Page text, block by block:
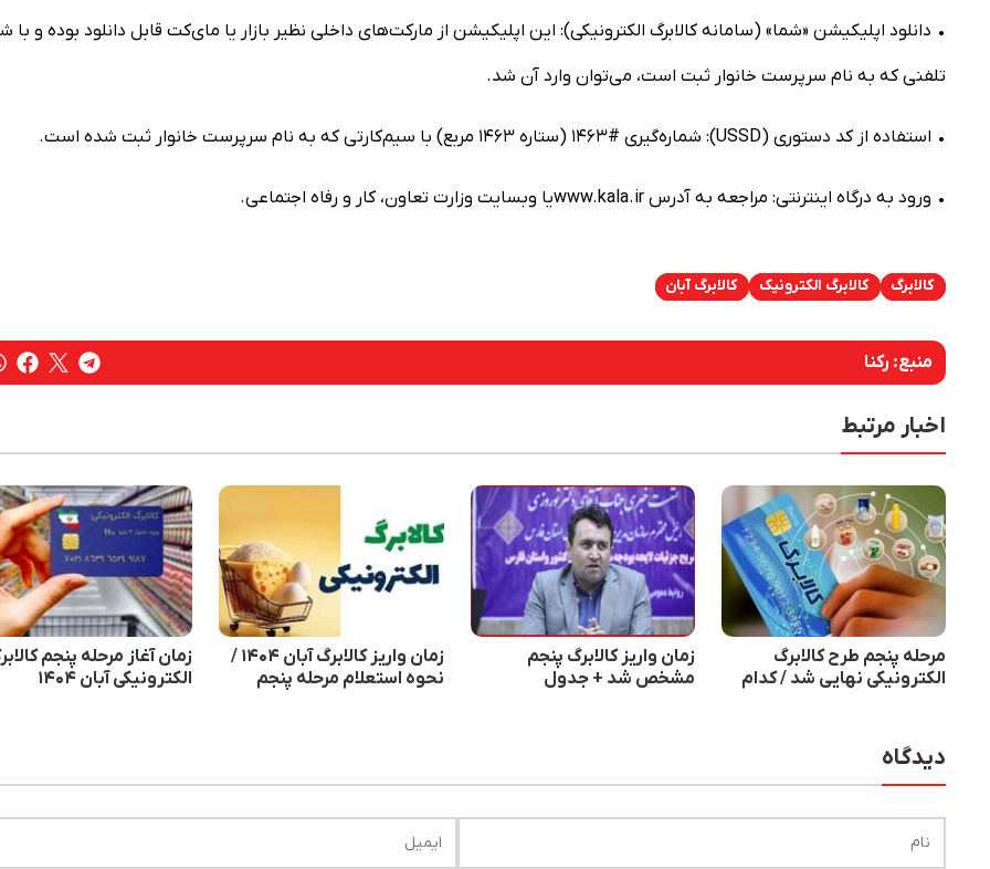
• دانلود اپلیکیشن «شما» (سامانه کالابرگ الکترونیکی): این اپلیکیشن از مارکت‌های داخلی نظیر بازار یا مای‌کت قابل دانلود بوده و با
تلفنی که به نام سرپرست خانوار ثبت است، می‌توان وارد آن شد.
• استفاده از کد دستوری (USSD): شماره‌گیری #۱۴۶۳ (ستاره ۱۴۶۳ مربع) با سیم‌کارتی که به نام سرپرست خانوار ثبت شده است.
• ورود به درگاه اینترنتی: مراجعه به آدرس www.kala.irیا وبسایت وزارت تعاون، کار و رفاه اجتماعی.
کالابرگ کالابرگ الکترونیک کالابرگ آبان
منبع: رکنا
اخبار مرتبط
مرحله پنجم طرح کالابرگ
الکترونیکی نهایی شد / کدام
زمان واریز کالابرگ پنجم
مشخص شد + جدول
زمان واریز کالابرگ آبان ۱۴۰۴ /
نحوه استعلام مرحله پنجم
زمان آغاز مرحله پنجم
الکترونیکی آبان ۱۴۰۴
دیدگاه